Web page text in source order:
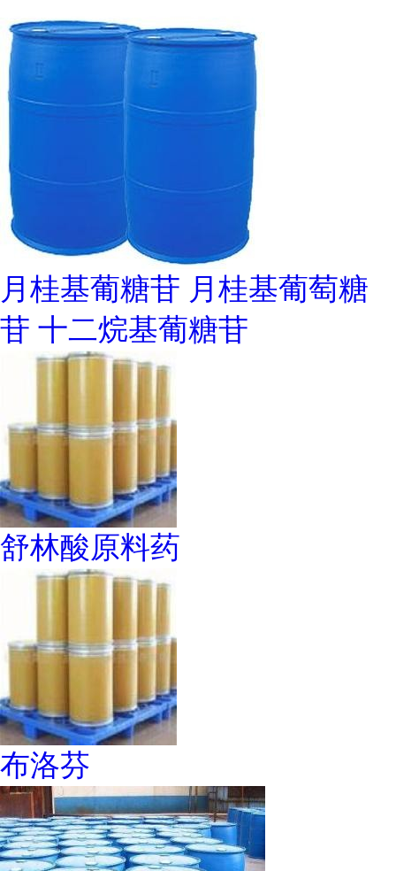
月桂基葡糖苷 月桂基葡萄糖
苷 十二烷基葡糖苷
舒林酸原料药
布洛芬